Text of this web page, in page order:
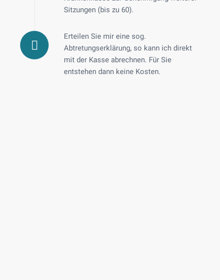
Sitzungen (bis zu 60).
Erteilen Sie mir eine sog.
Abtretungserklärung, so kann ich direkt
mit der Kasse abrechnen. Für Sie
entstehen dann keine Kosten.